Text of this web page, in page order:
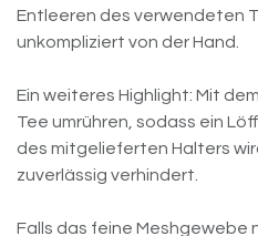
Entleeren des verwendeten
unkompliziert von der Hand.
Ein weiteres Highlight: Mit
Tee umrühren, sodass ein
des mitgelieferten Halters
zuverlässig verhindert.
Falls das feine Meshgewebe